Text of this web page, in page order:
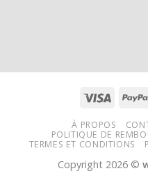
À PROPOS
POLITIQUE DE
TERMES ET CONDITIONS
Copyright 2026 ©